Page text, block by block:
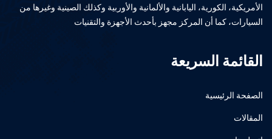
الأمريكية، الكورية، اليابانية والألمانية والأوربية وكذلك الصينية وغيرها من
السيارات، كما أن المركز مجهز بأحدث الأجهزة والتقنيات
القائمة السريعة
الصفحة الرئيسية
المقالات